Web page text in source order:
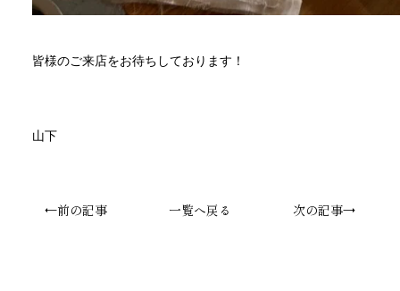
皆様のご来店をお待ちしております！
山下
←前の記事 一覧へ戻る 次の記事→